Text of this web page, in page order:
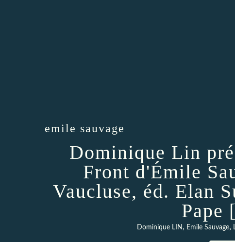
emile sauvage
Dominique Lin
Front d'Émile
Vaucluse, éd. Elan
Pape
Dominique LIN , Emile Sauvage,